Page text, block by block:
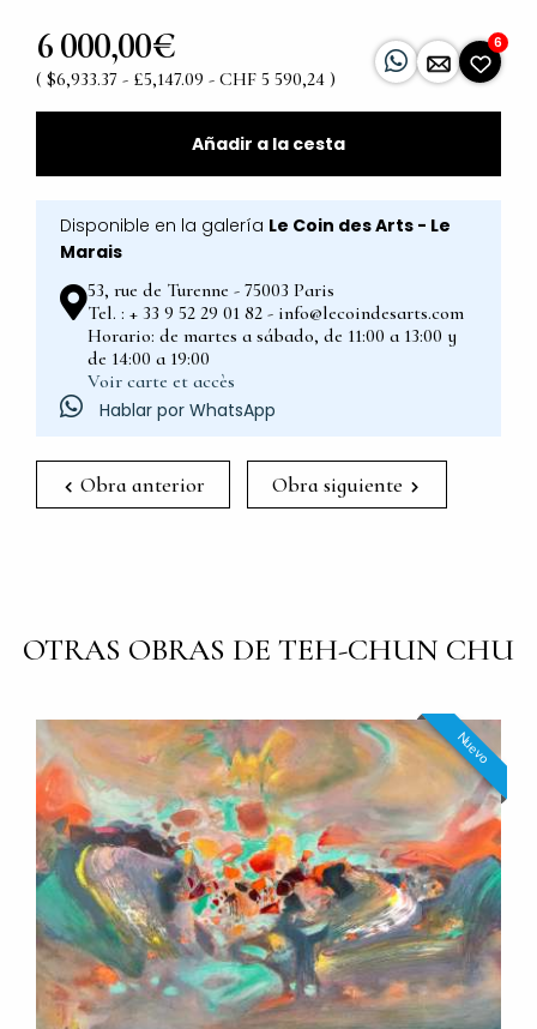
6 000,00€
( $6,933.37 - £5,147.09 - CHF 5 590,24 )
6
Añadir a la cesta
Disponible en la galería Le Coin des Arts - Le
Marais
53, rue de Turenne - 75003 Paris
Tel. : + 33 9 52 29 01 82 - info@lecoindesarts.com
Horario: de martes a sábado, de 11:00 a 13:00 y
de 14:00 a 19:00
Voir carte et accès
Hablar por WhatsApp
Obra anterior Obra siguiente
OTRAS OBRAS DE TEH-CHUN CHU
Nuevo